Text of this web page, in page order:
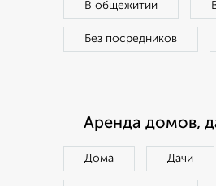
В общежитии
Без посредников
Аренда домов,
Дома Дачи